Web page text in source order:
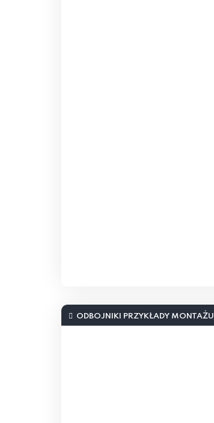
ODBOJNIKI PRZYKŁADY MONTAŻU